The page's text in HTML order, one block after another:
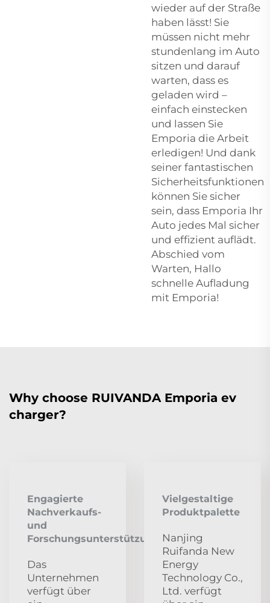
wieder auf der Straße
haben lässt! Sie
müssen nicht mehr
stundenlang im Auto
sitzen und darauf
warten, dass es
geladen wird –
einfach einstecken
und lassen Sie
Emporia die Arbeit
erledigen! Und dank
seiner fantastischen
Sicherheitsfunktionen
können Sie sicher
sein, dass Emporia Ihr
Auto jedes Mal sicher
und effizient auflädt.
Abschied vom
Warten, Hallo
schnelle Aufladung
mit Emporia!
Why choose RUIVANDA Emporia ev
charger?
Engagierte
Nachverkaufs-
und
Forschungsunterstützung
Das
Unternehmen
verfügt über
Vielgestaltige
Produktpalette
Nanjing
Ruifanda New
Energy
Technology Co.,
Ltd. verfügt